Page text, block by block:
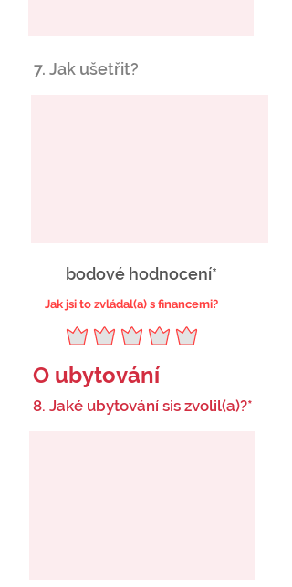
7. Jak ušetřit?
bodové hodnocení*
Jak jsi to zvládal(a) s financemi?
O ubytování
8. Jaké ubytování sis zvolil(a)?*